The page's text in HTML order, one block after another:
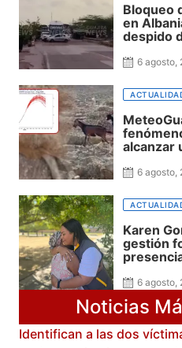
Bloqueo
en
despido
Manaure
6 agosto,
alcanzar
hasta
6 agosto,
Karen
gestión
6 agosto,
Noticias
Identifican a las dos